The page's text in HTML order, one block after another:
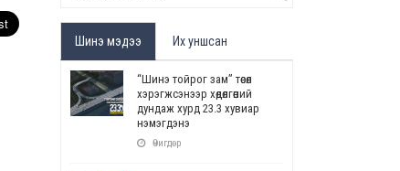
Шинэ мэдээ Их уншсан
“Шинэ тойрог зам” төсөл
хэрэгжсэнээр хөдөлгөөний
дундаж хурд 23.3 хувиар
нэмэгдэнэ
Өчигдөр